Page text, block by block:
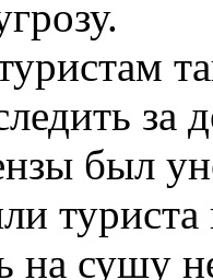
был
на сушу